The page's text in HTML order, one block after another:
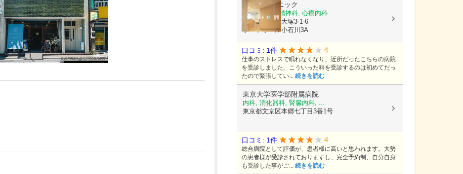
めぐみクリニック
児童精神科, 精神科, 心療内科
東京都文京区大塚3-1-6
ラ・トゥール小石川3A
口コミ: 1件 4
仕事のストレスで眠れなくなり、近所だったこちらの病院
を受診しました。こういった科を受診するのは初めてだっ
たので緊張してい... 続きを読む
東京大学医学部附属病院
内科, 消化器科, 腎臓内科, ...
東京都文京区本郷七丁目3番1号
口コミ: 1件 4
総合病院として評価が、患者様に高いと思われます。大勢
の患者様が受診されておりますし、完全予約制、自分自身
も受診した事がご... 続きを読む